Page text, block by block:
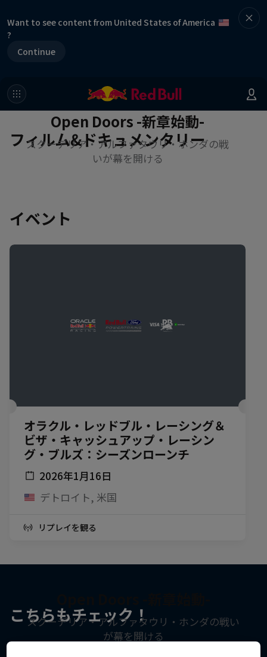
Want to see content from United States of America
?
Continue
フィルム&ドキュメンタリー
Open Doors -新章始動-
スクーデリア・アルファタウリ・ホンダの戦
いが幕を開ける
イベント
オラクル・レッドブル・レーシング＆
ビザ・キャッシュアップ・レーシン
グ・ブルズ：シーズンローンチ
2026年1月16日
デトロイト, 米国
リプレイを観る
こちらもチェック！
スクーデリア・アルファタウリ・ホンダの戦い
が幕を開ける